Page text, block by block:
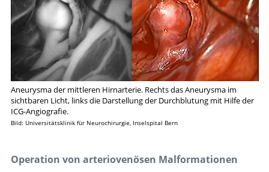
Aneurysma der mittleren Hirnarterie. Rechts das Aneurysma im
sichtbaren Licht, links die Darstellung der Durchblutung mit Hilfe der
ICG-Angiografie.
Bild: Universitätsklinik für Neurochirurgie, Inselspital Bern
Operation von arteriovenösen Malformationen